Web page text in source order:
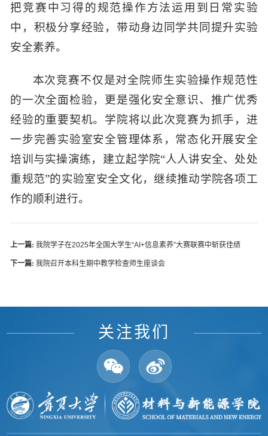
把竞赛中习得的规范操作方法运用到日常实验
中，积极分享经验，带动身边同学共同提升实验
安全素养。
本次竞赛不仅是对全院师生实验操作规范性
的一次全面检验，更是强化安全意识、推广优秀
经验的重要契机。学院将以此次竞赛为抓手，进
一步完善实验室安全管理体系，常态化开展安全
培训与实操演练，建立起学院“人人讲安全、处处
重规范”的实验室安全文化，继续推动学院各项工
作的顺利进行。
上一篇:我院学子在2025年全国大学生“AI+信息素养”大赛联赛中斩获佳绩
下一篇:我院召开本科生期中教学检查师生座谈会
关注我们